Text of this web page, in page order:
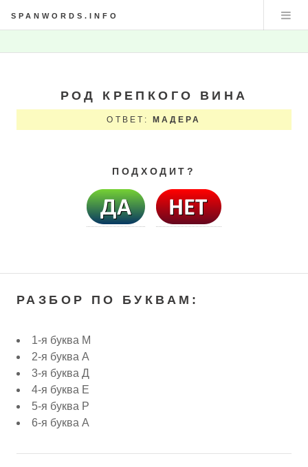
SPANWORDS.INFO
РОД КРЕПКОГО ВИНА
ОТВЕТ: МАДЕРА
ПОДХОДИТ?
РАЗБОР ПО БУКВАМ:
1-я буква М
2-я буква А
3-я буква Д
4-я буква Е
5-я буква Р
6-я буква А